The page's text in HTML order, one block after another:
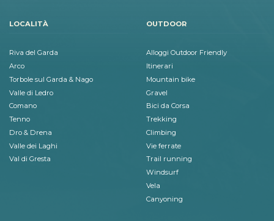
LOCALITÀ
Riva del Garda
Arco
Torbole sul Garda & Nago
Valle di Ledro
Comano
Tenno
Dro & Drena
Valle dei Laghi
Val di Gresta
OUTDOOR
Alloggi Outdoor Friendly
Itinerari
Mountain bike
Gravel
Bici da Corsa
Trekking
Climbing
Vie ferrate
Trail running
Windsurf
Vela
Canyoning